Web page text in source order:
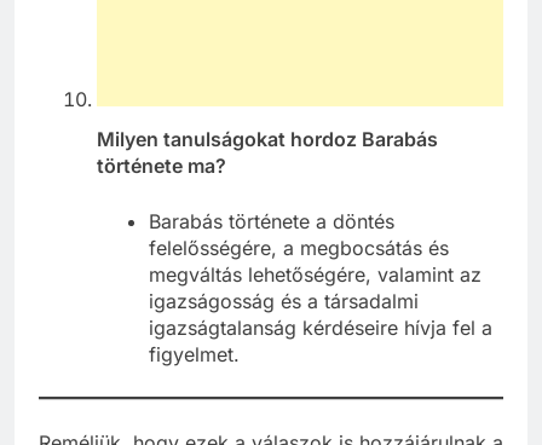
Milyen tanulságokat hordoz Barabás
története ma?
Barabás története a döntés
felelősségére, a megbocsátás és
megváltás lehetőségére, valamint az
igazságosság és a társadalmi
igazságtalanság kérdéseire hívja fel a
figyelmet.